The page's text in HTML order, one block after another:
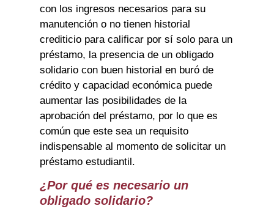
con los ingresos necesarios para su
manutención o no tienen historial
crediticio para calificar por sí solo para un
préstamo, la presencia de un obligado
solidario con buen historial en buró de
crédito y capacidad económica puede
aumentar las posibilidades de la
aprobación del préstamo, por lo que es
común que este sea un requisito
indispensable al momento de solicitar un
préstamo estudiantil.
¿Por qué es necesario un
obligado solidario?